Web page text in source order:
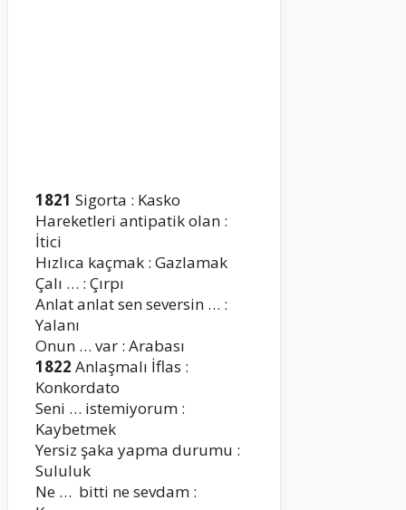
1821 Sigorta : Kasko
Hareketleri antipatik olan :
İtici
Hızlıca kaçmak : Gazlamak
Çalı … : Çırpı
Anlat anlat sen seversin … :
Yalanı
Onun … var : Arabası
1822 Anlaşmalı İflas :
Konkordato
Seni … istemiyorum :
Kaybetmek
Yersiz şaka yapma durumu :
Sululuk
Ne … bitti ne sevdam :